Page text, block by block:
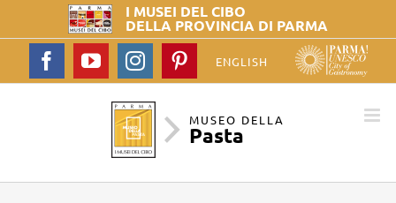
I MUSEI DELCIBO
DELLA PROVINCIA DI PARMA
ENGLISH
FacebookYouTubeInstagramPinterest
MUSEO DELLA
Pasta